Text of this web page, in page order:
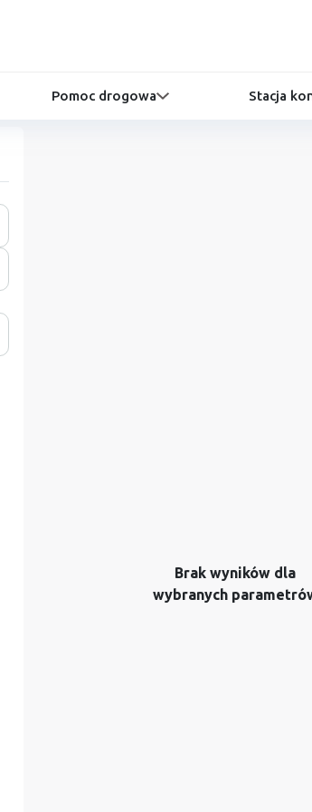
Pomoc drogowa Stacja
Brak wyników dla
wybranych